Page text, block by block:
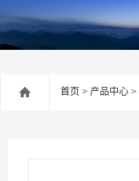
首页 > 产品中心 >